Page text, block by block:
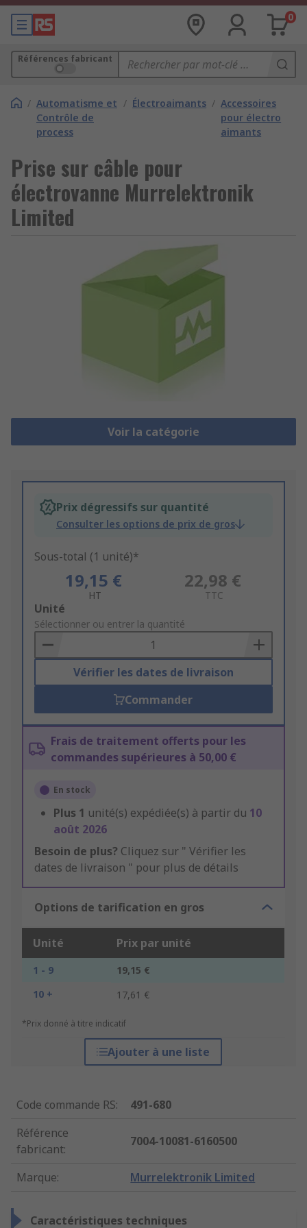
0
Références fabricant
/ Automatisme et
Contrôle de
process
/ Électroaimants / Accessoires
pour électro
aimants
Prise sur câble pour
électrovanne Murrelektronik
Limited
Voir la catégorie
Prix dégressifs sur quantité
Consulter les options de prix de gros
Sous-total (1 unité)*
19,15 €
HT
22,98 €
TTC
Add
to
Basket
Unité
Sélectionner ou entrer la quantité
Vérifier les dates de livraison
Commander
Frais de traitement offerts pour les
commandes supérieures à 50,00 €
En stock
Plus 1 unité(s) expédiée(s) à partir du 10
août 2026
Besoin de plus? Cliquez sur " Vérifier les
dates de livraison " pour plus de détails
Options de tarification en gros
Unité Prix par unité
1 - 9
19,15 €
10 +
17,61 €
*Prix donné à titre indicatif
Ajouter à une liste
Code commande RS:
491-680
Référence
fabricant:
7004-10081-6160500
Marque: Murrelektronik Limited
Caractéristiques techniques